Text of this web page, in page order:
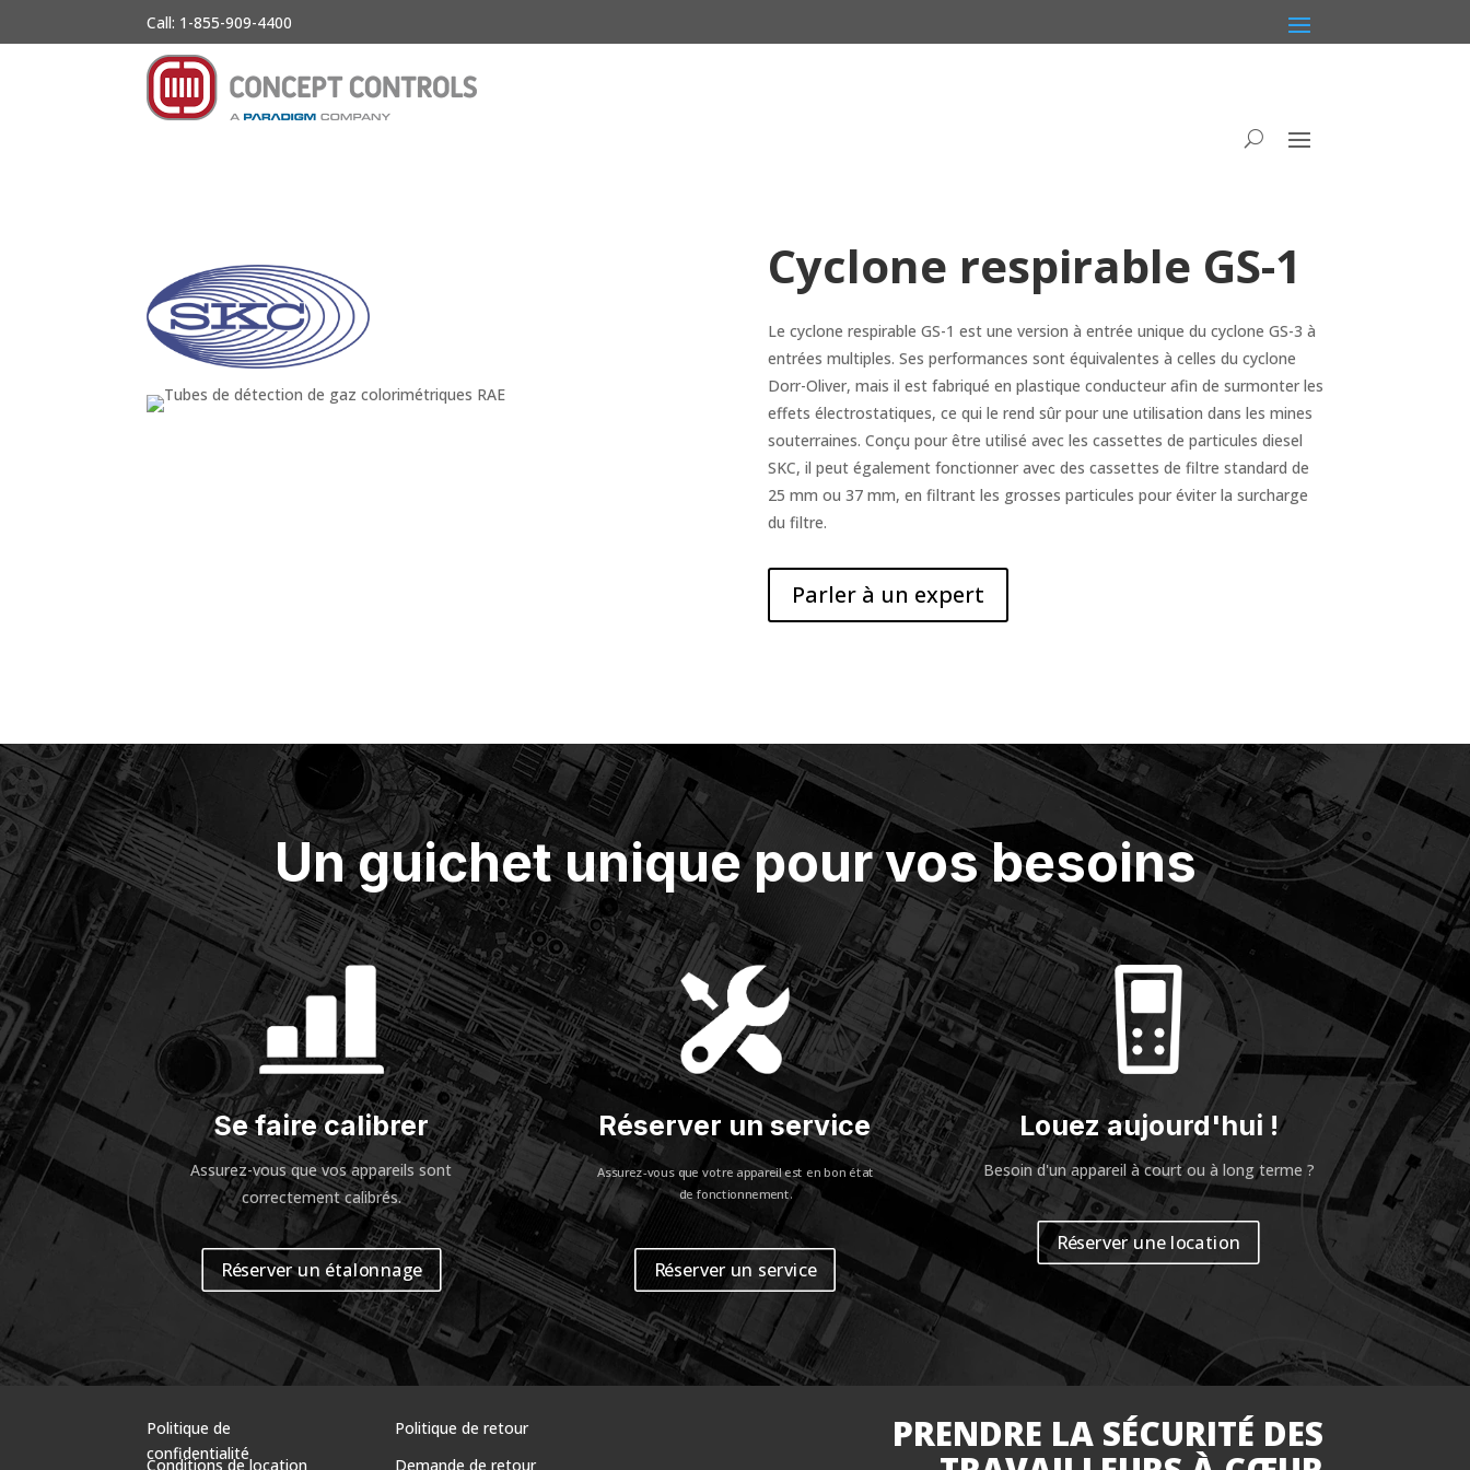
Call: 1-855-909-4400
Cyclone respirable GS-1
Le cyclone respirable GS-1 est une version à entrée unique du cyclone GS-3 à
entrées multiples. Ses performances sont équivalentes à celles du cyclone
Dorr-Oliver, mais il est fabriqué en plastique conducteur afin de surmonter les
effets électrostatiques, ce qui le rend sûr pour une utilisation dans les mines
souterraines. Conçu pour être utilisé avec les cassettes de particules diesel
SKC, il peut également fonctionner avec des cassettes de filtre standard de
25 mm ou 37 mm, en filtrant les grosses particules pour éviter la surcharge
du filtre.
Parler à un expert
Un guichet unique pour vos besoins
Se faire calibrer
Assurez-vousque vos appareils sont
correctement calibrés.
Réserver un étalonnage
Réserver un service
Assurez-vous que votre appareil est en bon état
de fonctionnement.
Réserver un service
Louez aujourd'hui !
Besoin d'un appareil à court ou à long terme ?
Réserver une location
Politique de
confidentialité
Conditions de location
Politique de retour
Demande de retour
PRENDRE LA SÉCURITÉ DES